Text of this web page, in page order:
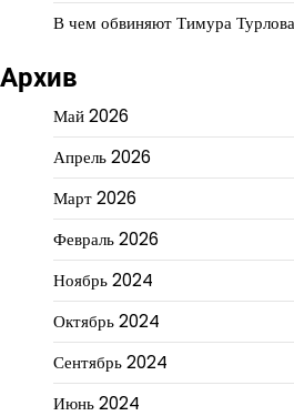
В чем обвиняют Тимура
Архив
Май 2026
Апрель 2026
Март 2026
Февраль 2026
Ноябрь 2024
Октябрь 2024
Сентябрь 2024
Июнь 2024